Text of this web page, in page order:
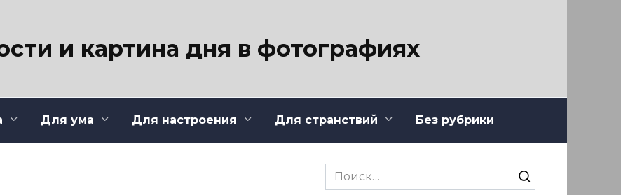
и картина дня в фотографиях
Для ума Для настроения Для странствий Без рубрики
Search
for: